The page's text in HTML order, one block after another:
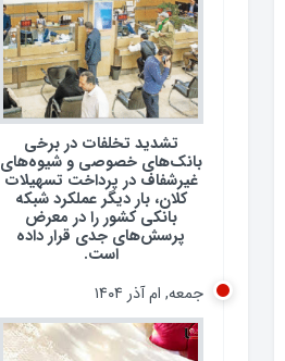
تشدید تخلفات در برخی
بانک‌های خصوصی و شیوه‌های
غیرشفاف در پرداخت تسهیلات
کلان، بار دیگر عملکرد شبکه
بانکی کشور را در معرض
پرسش‌های جدی قرار داده
است.
جمعه, ام آذر ۱۴۰۴